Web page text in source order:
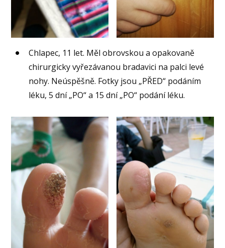
Chlapec, 11 let. Měl obrovskou a opakovaně
chirurgicky vyřezávanou bradavici na palci levé
nohy. Neúspěšně. Fotky jsou „PŘED“ podáním
léku, 5 dní „PO“ a 15 dní „PO“ podání léku.